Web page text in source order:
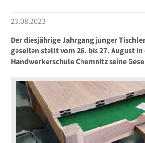
23.08.2023
Der diesjährige Jahrgang junger
gesellen stellt vom 26. bis 27. August in
Handwerkerschule Chemnitz seine